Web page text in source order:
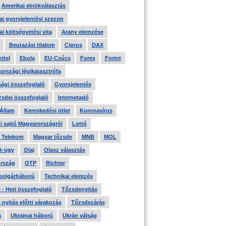
Amerikai elnökválasztás
gyorsjelentési szezon
költségvetési vita Arany elemzése
Beutazási tilalom Ciprus DAX
Ebola EU-Csúcs Forex Forint
légikatasztrófa
összefoglaló Gyorsjelentés
összefoglaló Internetadó
Kereskedési ötlet Koronavírus
sajtó Magyarországról Lottó
Telekom Magyar tőzsde MNB MOL
ügy Olaj Olasz választás
OTP Richter
Technikai elemzés
- Heti összefoglaló Tőzsdenyitás
nyitás előtti várakozás Tőzsdezárás
Ukrajnai háború Ukrán válság